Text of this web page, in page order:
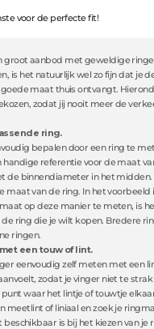
voor de perfecte fit!
groot aanbod met geweldige
is het natuurlijk wel zo fijn dat je
maat thuis ontvangt.
zodat jij nooit meer de
ring.
bepalen door een ring te
handige referentie voor de maat
de binnendiameter in het
maat van de ring. In het voorbeeld
op deze manier te meten, is
ring die je wilt kopen. Bredere
ringen.
een touw of lint.
eenvoudig zelf meten met een
zodat je vinger niet te
waar het lintje of touwtje
meetlint of liniaal en zoek je
is bij het kiezen van je